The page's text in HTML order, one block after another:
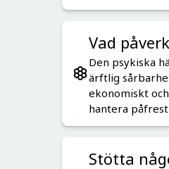
Vad
Den psykiska
ärftlig
ekonomiskt
hantera
Stötta